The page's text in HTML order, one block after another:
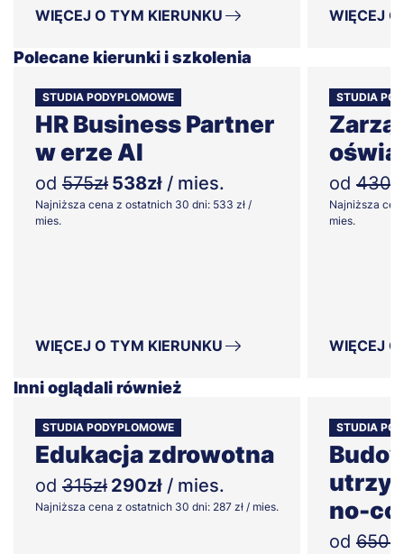
WIĘCEJ O TYM KIERUNKU WIĘCEJ
Polecane kierunki i szkolenia
STUDIA PODYPLOMOWE
HR Business Partner
w erze AI
od 575zł 538zł / mies.
Najniższa cena z ostatnich 30 dni: 533 zł /
mies.
WIĘCEJ O TYM KIERUNKU
STUDIA
od
Najniższa
mies.
WIĘCEJ
Inni oglądali również
STUDIA PODYPLOMOWE
Edukacja zdrowotna
od 315zł 290zł / mies.
Najniższa cena z ostatnich 30 dni: 287 zł / mies.
STUDIA
no-
od 650zł